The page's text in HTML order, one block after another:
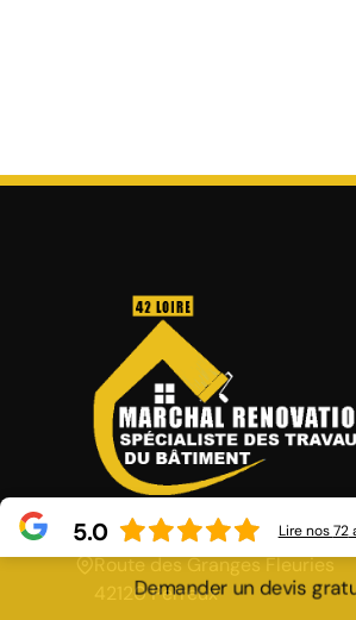
Route des Granges Fleuries
42120 Perreux
Demander un devis
5.0 Lire nos72